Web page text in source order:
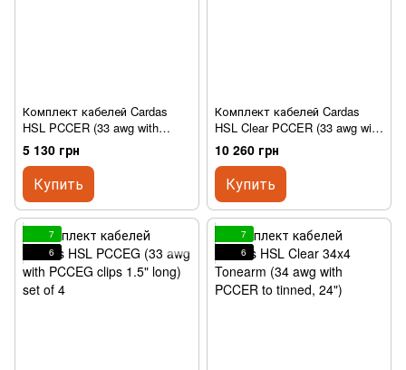
Комплект кабелей Cardas
HSL PCCER (33 awg with
PCCER clips 1.5" long) set of 4
5 130 грн
Купить
Комплект кабелей Cardas
HSL Clear PCCER (33 awg with
PCCER clips 1.5" long)
10 260 грн
Купить
7
6
7
6